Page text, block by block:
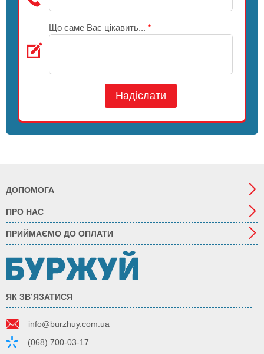
Що саме Вас цікавить... *
Надіслати
ДОПОМОГА
ПРО НАС
ПРИЙМАЄМО ДО ОПЛАТИ
ЯК ЗВ’ЯЗАТИСЯ
info@burzhuy.com.ua
(068) 700-03-17